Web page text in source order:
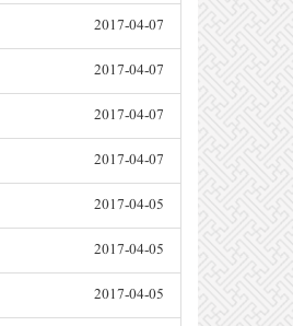
2017-04-07
2017-04-07
2017-04-07
2017-04-07
2017-04-05
2017-04-05
2017-04-05